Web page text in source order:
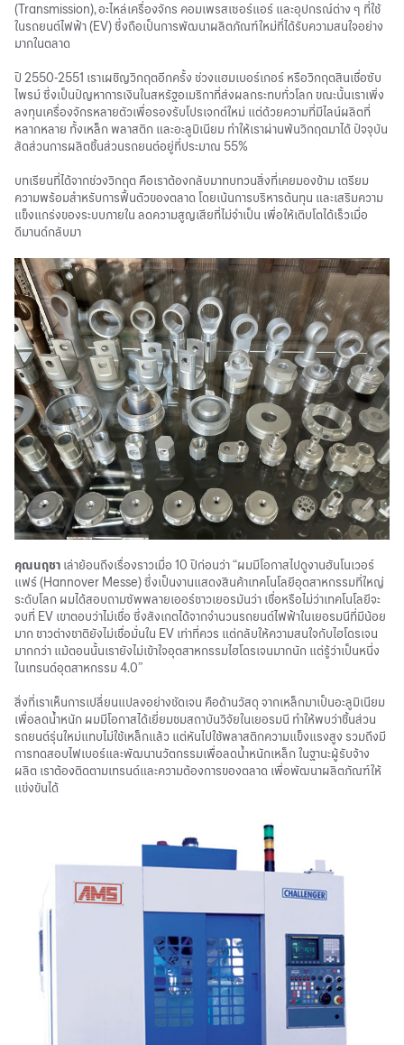
(Transmission), อะไหล่เครื่องจักร คอมเพรสเซอร์แอร์ และอุปกรณ์ต่าง ๆ ที่ใช้
ในรถยนต์ไฟฟ้า(EV) ซึ่งถือเป็นการพัฒนาผลิตภัณฑ์ใหม่ที่ได้รับความสนใจอย่าง
มากในตลาด
ปี 2550-2551 เราเผชิญวิกฤตอีกครั้ง ช่วงแฮมเบอร์เกอร์ หรือวิกฤตสินเชื่อซับ
ไพรม์ ซึ่งเป็นปัญหาการเงินในสหรัฐอเมริกาที่ส่งผลกระทบทั่วโลก ขณะนั้นเราเพิ่ง
ลงทุนเครื่องจักรหลายตัวเพื่อรองรับโปรเจกต์ใหม่ แต่ด้วยความที่มีไลน์ผลิตที่
หลากหลาย ทั้งเหล็ก พลาสติก และอะลูมิเนียม ทำให้เราผ่านพ้นวิกฤตมาได้ ปัจจุบัน
สัดส่วนการผลิตชิ้นส่วนรถยนต์อยู่ที่ประมาณ 55%
บทเรียนที่ได้จากช่วงวิกฤต คือเราต้องกลับมาทบทวนสิ่งที่เคยมองข้าม เตรียม
ความพร้อมสำหรับการฟื้นตัวของตลาด โดยเน้นการบริหารต้นทุน และเสริมความ
แข็งแกร่งของระบบภายใน ลดความสูญเสียที่ไม่จำเป็น เพื่อให้เติบโตได้เร็วเมื่อ
ดีมานด์กลับมา
คุณนฤชา เล่าย้อนถึงเรื่องราวเมื่อ 10 ปีก่อนว่า “ผมมีโอกาสไปดูงานฮันโนเวอร์
แฟร์ (Hannover Messe) ซึ่งเป็นงานแสดงสินค้าเทคโนโลยีอุตสาหกรรมที่ใหญ่
ระดับโลก ผมได้สอบถามซัพพลายเออร์ชาวเยอรมันว่า เชื่อหรือไม่ว่าเทคโนโลยีจะ
จบที่ EV เขาตอบว่าไม่เชื่อ ซึ่งสังเกตได้จากจำนวนรถยนต์ไฟฟ้าในเยอรมนีที่มีน้อย
มาก ชาวต่างชาติยังไม่เชื่อมั่นใน EV เท่าที่ควร แต่กลับให้ความสนใจกับไฮโดรเจน
มากกว่า แม้ตอนนั้นเรายังไม่เข้าใจอุตสาหกรรมไฮโดรเจนมากนัก แต่รู้ว่าเป็นหนึ่ง
ในเทรนด์อุตสาหกรรม 4.0”
สิ่งที่เราเห็นการเปลี่ยนแปลงอย่างชัดเจน คือด้านวัสดุ จากเหล็กมาเป็นอะลูมิเนียม
เพื่อลดน้ำหนัก ผมมีโอกาสได้เยี่ยมชมสถาบันวิจัยในเยอรมนี ทำให้พบว่าชิ้นส่วน
รถยนต์รุ่นใหม่แทบไม่ใช้เหล็กแล้ว แต่หันไปใช้พลาสติกความแข็งแรงสูง รวมถึงมี
การทดสอบไฟเบอร์และพัฒนานวัตกรรมเพื่อลดน้ำหนักเหล็ก ในฐานะผู้รับจ้าง
ผลิต เราต้องติดตามเทรนด์และความต้องการของตลาด เพื่อพัฒนาผลิตภัณฑ์ให้
แข่งขันได้